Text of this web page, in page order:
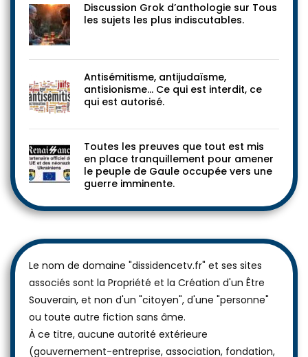
Discussion Grok d’anthologie sur Tous
les sujets les plus indiscutables.
Antisémitisme, antijudaïsme,
antisionisme… Ce qui est interdit, ce
qui est autorisé.
Toutes les preuves que tout est mis
en place tranquillement pour amener
le peuple de Gaule occupée vers une
guerre imminente.
Le nom de domaine "dissidencetv.fr" et ses sites
associés sont la Propriété et la Création d'un Être
Souverain, et non d'un "citoyen", d'une "personne"
ou toute autre fiction sans âme.
À ce titre, aucune autorité extérieure
(gouvernement-entreprise, association, fondation,